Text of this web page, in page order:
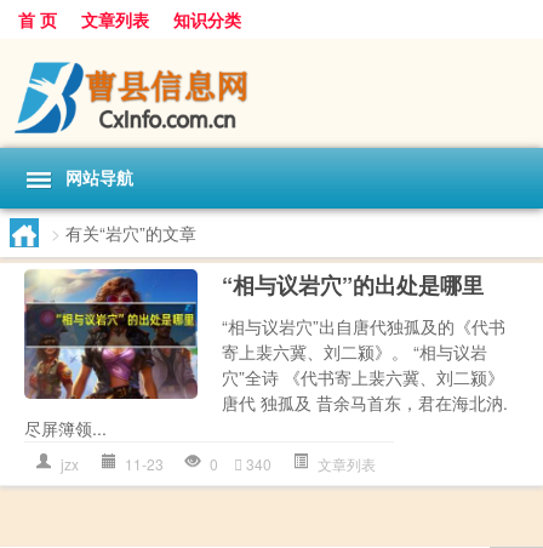
首 页 文章列表 知识分类
网站导航
> 有关“岩穴”的文章
“相与议岩穴”的出处是哪里
“相与议岩穴”出自唐代独孤及的《代书
寄上裴六冀、刘二颍》。 “相与议岩
穴”全诗 《代书寄上裴六冀、刘二颍》
唐代 独孤及 昔余马首东，君在海北汭.
尽屏簿领...
jzx 11-23 0 340 文章列表